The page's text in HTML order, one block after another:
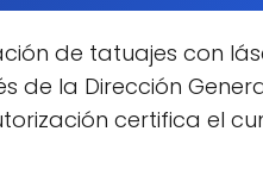
de tatuajes con
de la Dirección
certifica el